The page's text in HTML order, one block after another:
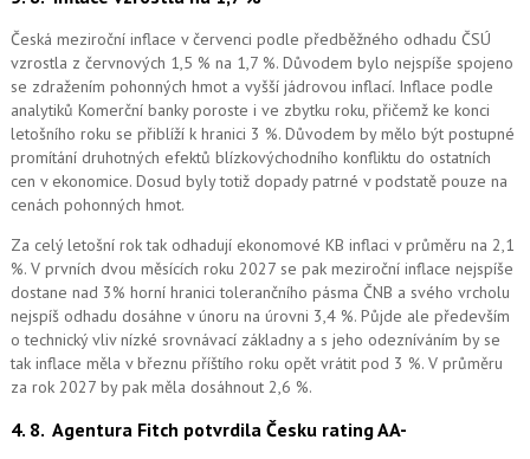
Česká meziroční inflace v červenci podle předběžného odhadu ČSÚ
vzrostla z červnových 1,5 % na 1,7 %. Důvodem bylo nejspíše spojeno
se zdražením pohonných hmot a vyšší jádrovou inflací. Inflace podle
analytiků Komerční banky poroste i ve zbytku roku, přičemž ke konci
letošního roku se přiblíží k hranici 3 %. Důvodem by mělo být postupné
promítání druhotných efektů blízkovýchodního konfliktu do ostatních
cen v ekonomice. Dosud byly totiž dopady patrné v podstatě pouze na
cenách pohonných hmot.
Za celý letošní rok tak odhadují ekonomové KB inflaci v průměru na 2,1
%. V prvních dvou měsících roku 2027 se pak meziroční inflace nejspíše
dostane nad 3% horní hranici tolerančního pásma ČNB a svého vrcholu
nejspíš odhadu dosáhne v únoru na úrovni 3,4 %. Půjde ale především
o technický vliv nízké srovnávací základny a s jeho odezníváním by se
tak inflace měla v březnu příštího roku opět vrátit pod 3 %. V průměru
za rok 2027 by pak měla dosáhnout 2,6 %.
4. 8. Agentura Fitch potvrdila Česku rating AA-